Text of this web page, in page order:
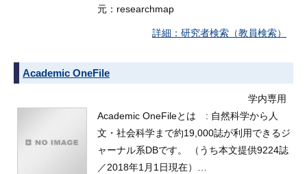
元：researchmap
研究者検索（教員検索）
Academic OneFile
学内専用
Academic OneFileとは : 自然科学から人
文・社会科学まで約19,000誌が利用できるジ
ャーナル系DBです。 （うち本文提供9224誌
／2018年1月1日現在）…